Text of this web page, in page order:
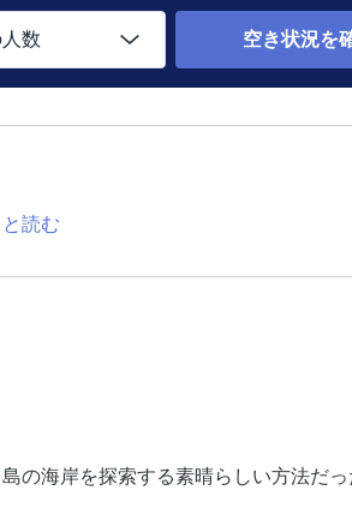
数 空き状況を
読む
の海岸を探索する素晴らしい方法だっ